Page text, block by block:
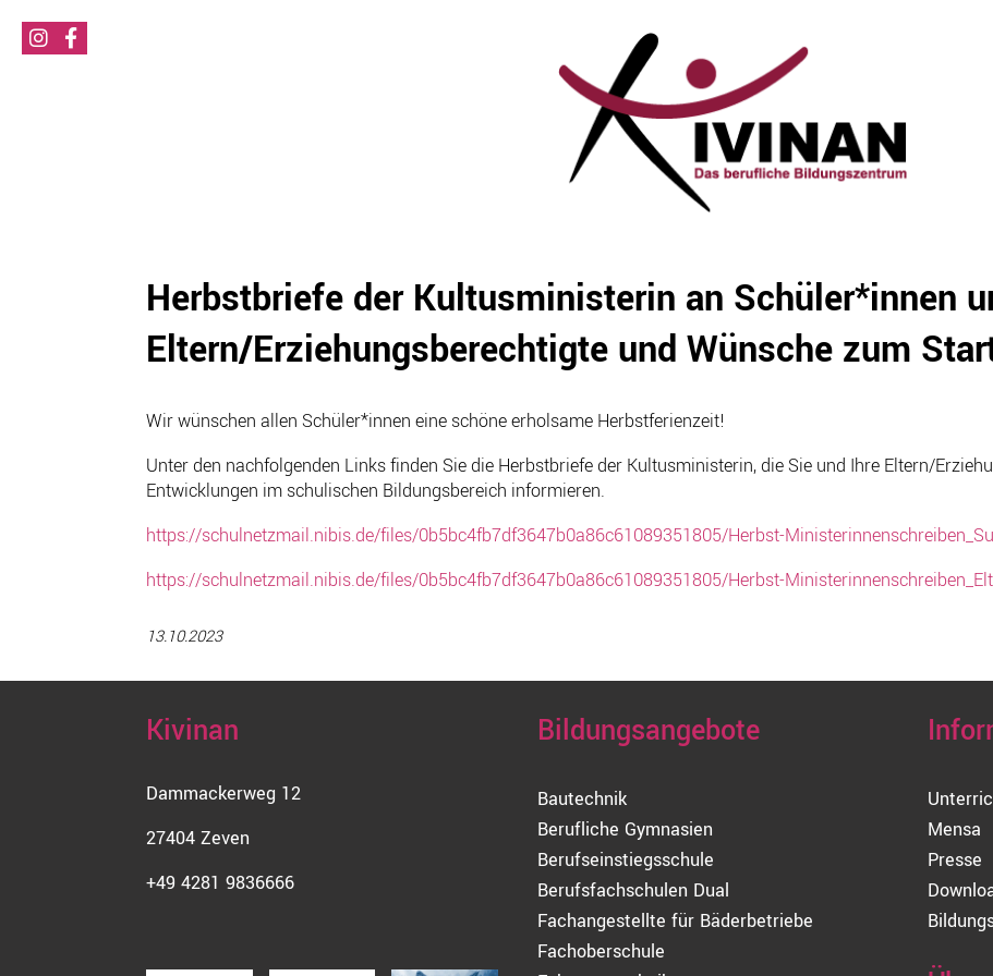
Herbstbriefe der Kultusministerin an Schüler*innen
Eltern/Erziehungsberechtigte und Wünsche zum
Wir wünschen allen Schüler*innen eine schöne erholsame Herbstferienzeit!
Unter den nachfolgenden Links finden Sie die Herbstbriefe der Kultusministerin, die Sie und Ihre Eltern/
Entwicklungen im schulischen Bildungsbereich informieren.
https://schulnetzmail.nibis.de/files/0b5bc4fb7df3647b0a86c61089351805/Herbst-
https://schulnetzmail.nibis.de/files/0b5bc4fb7df3647b0a86c61089351805/Herbst-
13.10.2023
Kivinan
Dammackerweg 12
27404 Zeven
+49 4281 9836666
Bildungsangebote
Bautechnik
Berufliche Gymnasien
Berufseinstiegsschule
Berufsfachschulen Dual
Fachangestellte für Bäderbetriebe
Fachoberschule
Mensa
Presse